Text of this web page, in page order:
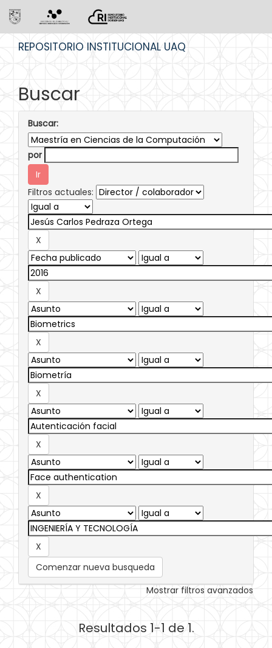
REPOSITORIO INSTITUCIONAL UAQ
Buscar
Buscar:
por
Filtros actuales:
Comenzar nueva busqueda
Mostrar filtros avanzados
Resultados 1-1 de 1.